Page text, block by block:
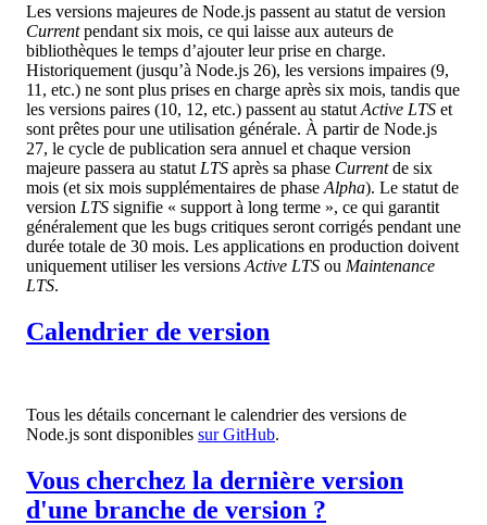
Les versions majeures de Node.js passent au statut de version
Currentpendant six mois, ce qui laisse aux auteurs de
bibliothèques le temps d’ajouter leur prise en charge.
Historiquement (jusqu’à Node.js 26), les versions impaires (9,
11, etc.) ne sont plus prises en charge après six mois, tandis que
les versions paires (10, 12, etc.) passent au statut Active LTS et
sont prêtes pour une utilisation générale. À partir de Node.js
27, le cycle de publication sera annuel et chaque version
majeure passera au statut LTS après sa phase Currentde six
mois (et six mois supplémentaires de phase Alpha). Le statut de
version LTS signifie « support à long terme », ce qui garantit
généralement que les bugs critiques seront corrigés pendant une
durée totale de 30 mois. Les applications en production doivent
uniquement utiliser les versions Active LTS ou Maintenance
LTS.
Calendrier de version
Tous les détails concernant le calendrier des versions de
Node.js sont disponibles sur GitHub.
Vous cherchez la dernière version
d'une branche de version ?